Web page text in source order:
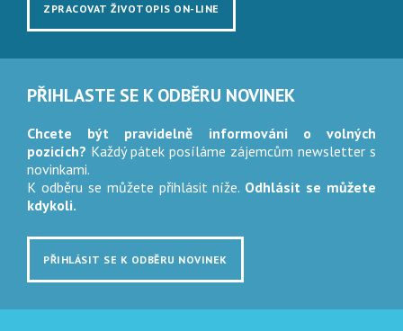
ZPRACOVAT ŽIVOTOPIS ON-LINE
PŘIHLASTE SE K ODBĚRU NOVINEK
Chcete být pravidelně informováni o volných
pozicích? Každý pátek posíláme zájemcům newsletter s
novinkami.
K odběru se můžete přihlásit níže. Odhlásit se můžete
kdykoli.
PŘIHLÁSIT SE K ODBĚRU NOVINEK